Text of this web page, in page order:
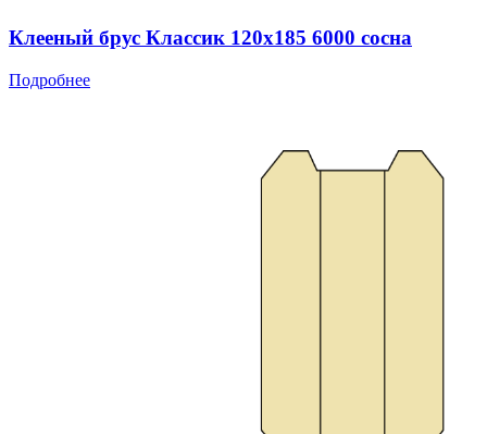
Клееный брус Классик 120x185 6000 сосна
Подробнее